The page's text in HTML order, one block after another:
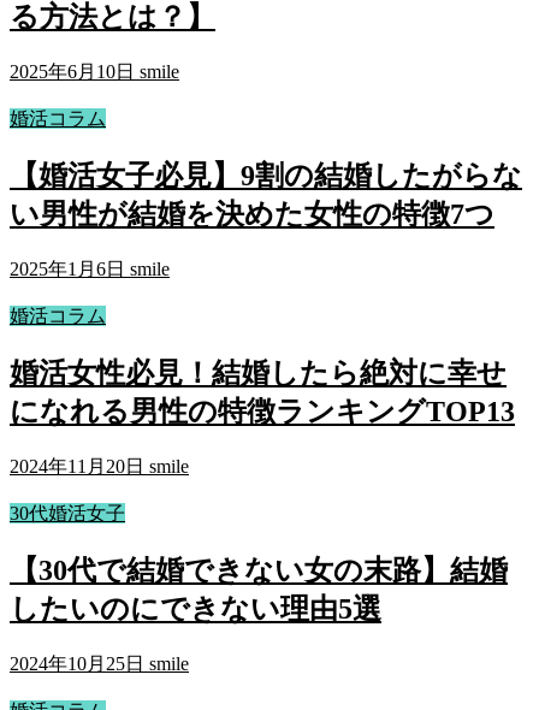
る方法とは？】
2025年6月10日 smile
婚活コラム
【婚活女子必見】9割の結婚したがらな
い男性が結婚を決めた女性の特徴7つ
2025年1月6日 smile
婚活コラム
婚活女性必見！結婚したら絶対に幸せ
になれる男性の特徴ランキングTOP13
2024年11月20日 smile
30代婚活女子
【30代で結婚できない女の末路】結婚
したいのにできない理由5選
2024年10月25日 smile